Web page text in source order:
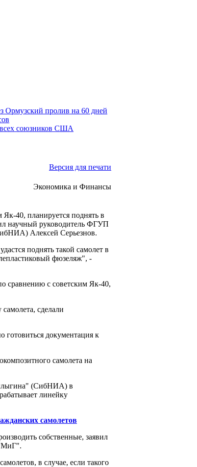
Ормузский пролив на 60 дней
всех союзников США
Версия для печати
Экономика и Финансы
40, планируется поднять в
научный руководитель ФГУП
Алексей Серьезнов.
поднять такой самолет в
фюзеляж", -
сравнению с советским Як-40,
сделали
готовиться документация к
самолета на
(СибНИА) в
линейку
самолетов
собственные, заявил
в случае, если такого